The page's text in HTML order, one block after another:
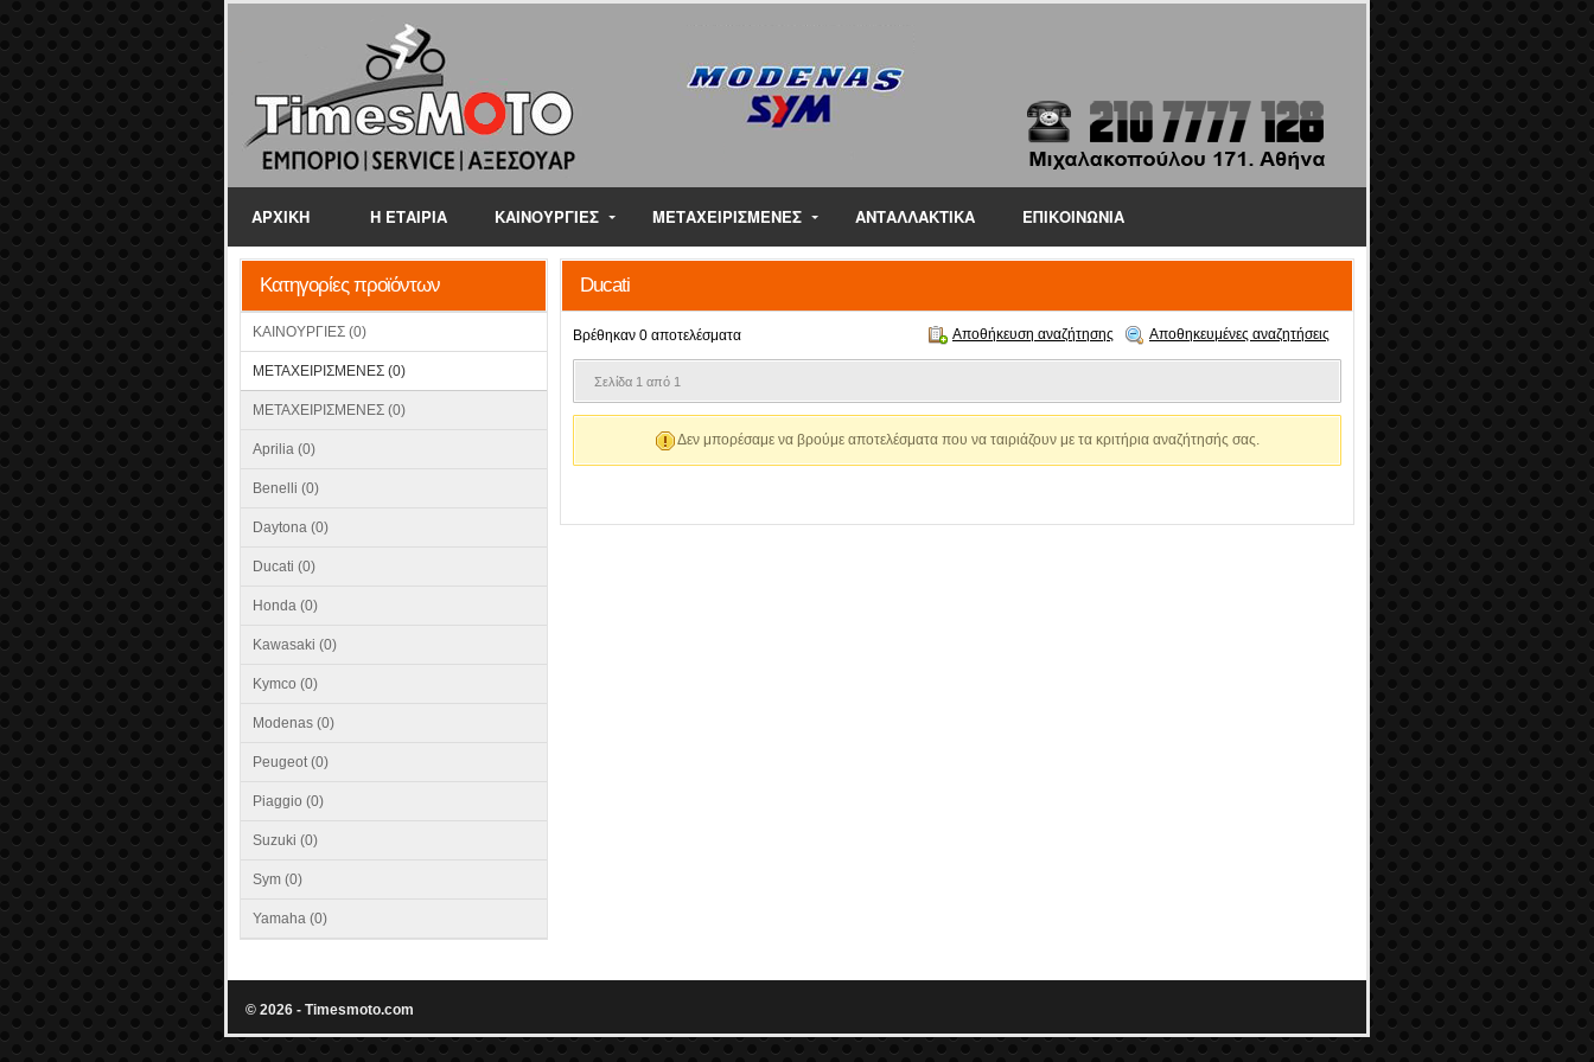
ΑΡΧΙΚΗ Η ΕΤΑΙΡΙΑ ΚΑΙΝΟΥΡΓΙΕΣ ΜΕΤΑΧΕΙΡΙΣΜΕΝΕΣ ΑΝΤΑΛΛΑΚΤΙΚΑ ΕΠΙΚΟΙΝΩΝΙΑ
Κατηγορίες προϊόντων
ΚΑΙΝΟΥΡΓΙΕΣ (0)
ΜΕΤΑΧΕΙΡΙΣΜΕΝΕΣ (0)
ΜΕΤΑΧΕΙΡΙΣΜΕΝΕΣ (0)
Aprilia (0)
Benelli (0)
Daytona (0)
Ducati (0)
Honda (0)
Kawasaki (0)
Kymco (0)
Modenas (0)
Peugeot (0)
Piaggio (0)
Suzuki (0)
Sym (0)
Yamaha (0)
Ducati
Βρέθηκαν 0 αποτελέσματα Αποθηκευμένες αναζητήσεις
Αποθήκευση αναζήτησης
Σελίδα 1 από 1
Δεν μπορέσαμε να βρούμε αποτελέσματα που να ταιριάζουν με τα κριτήρια αναζήτησής σας.
© 2026 - Timesmoto.com